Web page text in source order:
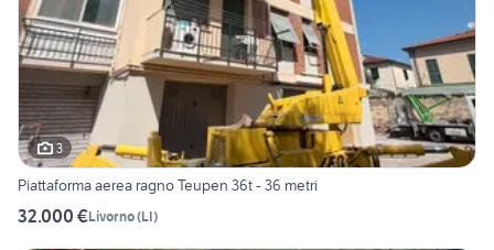
3
Piattaforma aerea ragno Teupen 36t - 36 metri
32.000 €Livorno(LI)